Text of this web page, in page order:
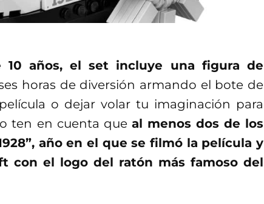
10 años, el set incluye una figura de
horas de diversión armando el bote de
o dejar volar tu imaginación para
ten en cuenta que al menos dos de los
año en el que se filmó la película y
con el logo del ratón más famoso del